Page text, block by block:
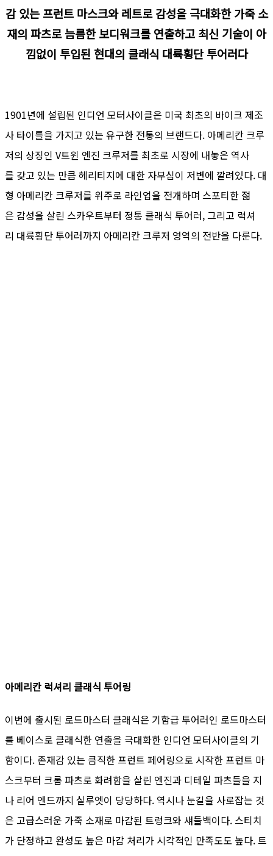
감 있는 프런트 마스크와 레트로 감성을 극대화한 가죽 소
재의 파츠로 늠름한 보디워크를 연출하고 최신 기술이 아
낌없이 투입된 현대의 클래식 대륙횡단 투어러다
1901년에 설립된 인디언 모터사이클은 미국 최초의 바이크 제조
사 타이틀을 가지고 있는 유구한 전통의 브랜드다. 아메리칸 크루
저의 상징인 V트윈 엔진 크루저를 최초로 시장에 내놓은 역사
를 갖고 있는 만큼 헤리티지에 대한 자부심이 저변에 깔려있다. 대
형 아메리칸 크루저를 위주로 라인업을 전개하며 스포티한 젊
은 감성을 살린 스카우트부터 정통 클래식 투어러, 그리고 럭셔
리 대륙횡단 투어러까지 아메리칸 크루저 영역의 전반을 다룬다.
아메리칸 럭셔리 클래식 투어링
이번에 출시된 로드마스터 클래식은 기함급 투어러인 로드마스터
를 베이스로 클래식한 연출을 극대화한 인디언 모터사이클의 기
함이다. 존재감 있는 큼직한 프런트 페어링으로 시작한 프런트 마
스크부터 크롬 파츠로 화려함을 살린 엔진과 디테일 파츠들을 지
나 리어 엔드까지 실루엣이 당당하다. 역시나 눈길을 사로잡는 것
은 고급스러운 가죽 소재로 마감된 트렁크와 섀들백이다. 스티치
가 단정하고 완성도 높은 마감 처리가 시각적인 만족도도 높다. 트